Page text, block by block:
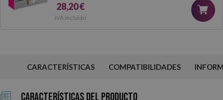
28,20 €
IVA incluido
CARACTERÍSTICAS COMPATIBILIDADES
Características del Producto